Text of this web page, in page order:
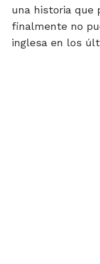
una historia que
finalmente no
inglesa en los